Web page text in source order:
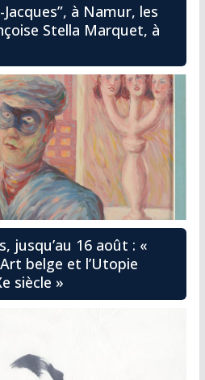
Jacques”, à Namur, les
Stella Marquet, à
jusqu’au 16 août : «
belge et l’Utopie
siècle »